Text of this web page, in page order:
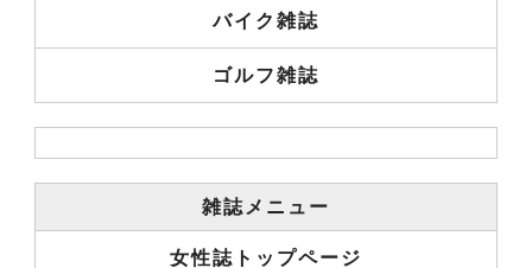
バイク雑誌
ゴルフ雑誌
雑誌メニュー
女性誌トップページ